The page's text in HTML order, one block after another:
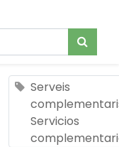
Serveis
Servicios